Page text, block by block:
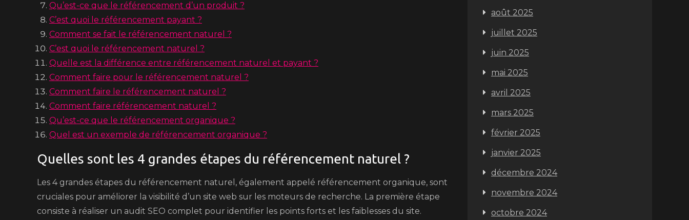
Qu’est-ce que le référencement d’un produit ?
C’est quoi le référencement payant ?
Comment se fait le référencement naturel ?
C’est quoi le référencement naturel ?
Quelle est la différence entre référencement naturel et payant ?
Comment faire pour le référencement naturel ?
Comment faire le référencement naturel ?
Comment faire référencement naturel ?
Qu’est-ce que le référencement organique ?
Quel est un exemple de référencement organique ?
Quelles sont les 4 grandes étapes du référencement naturel ?
Les 4 grandes étapes du référencement naturel, également appelé référencement organique, sont
cruciales pour améliorer la visibilité d’un site web sur les moteurs de recherche. La première étape
consiste à réaliser un audit SEO complet pour identifier les points forts et les faiblesses du site.
août 2025
juillet 2025
juin 2025
mai 2025
avril 2025
mars 2025
février 2025
janvier 2025
décembre 2024
novembre 2024
octobre 2024